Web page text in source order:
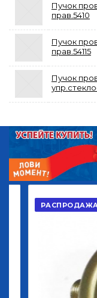
Пучок
прав.5410
Пучок
прав.54115
Пучок
РАСПРОДАЖА